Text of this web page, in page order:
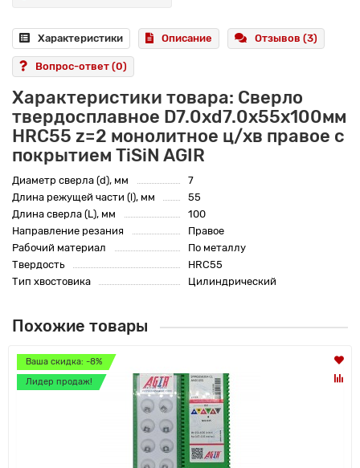
Характеристики Описание Отзывов (3)
Вопрос-ответ (0)
Характеристики товара: Сверло
твердосплавное D7.0xd7.0х55х100мм
HRC55 z=2 монолитное ц/хв правое с
покрытием TiSiN AGIR
Диаметр сверла (d), мм
7
Длина режущей части (l), мм
55
Длина сверла (L), мм
100
Направление резания
Правое
Рабочий материал
По металлу
Твердость
HRC55
Тип хвостовика
Цилиндрический
Похожие товары
Ваша скидка: -8%
Лидер продаж!